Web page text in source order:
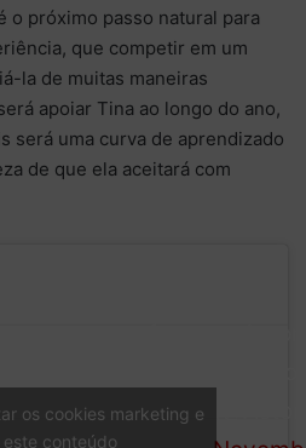
o próximo passo natural para
que competir em um
la de muitas maneiras
apoiar Tina ao longo do ano,
será uma curva de aprendizado
de que ela aceitará com
with mentorship
both on and off
os cookies marketing e
conteúdo